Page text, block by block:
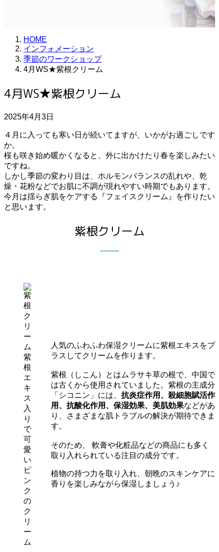
HOME
インフォメーション
季節のワークショップ
4月WS★紫根クリーム
4月WS★紫根クリーム
2025年4月3日
４月に入っても寒い日が続いてますが、いかがお過ごしです
か。
桜も咲き始め暖かくなると、外に出かけたり春を楽しみたい
ですね。
しかし季節の変わり目は、ホルモンバランスの乱れや、乾
燥・花粉などでお肌に不調が現れやすい時期でもあります。
今月は揺らぎ肌をケアする『フェイスクリーム』を作りたい
と思います。
紫根クリーム
紫
根
エ
キ
ス
入
り
で
可
愛
い
ピ
ン
ク
の
ク
リ
ー
ム
人気のふわふわ保湿クリームに紫根エキスをプ
ラスしてクリームを作ります。
紫根（しこん）とはムラサキ草の根で、中国で
は古くから使用されていました。紫根の主成分
「シコニン」には、 抗炎症作用、殺細胞賦活作
用、抗酸化作用、保湿効果、美肌効果などがあ
り、さまざまな肌トラブルの解決が期待できま
す。
そのため、 軟膏や化粧品などの商品にも多く
取り入れられている注目の成分です。
植物の持つ力を取り入れ、朝晩のスキンケアに
香りを楽しみながら保湿しましょう♪